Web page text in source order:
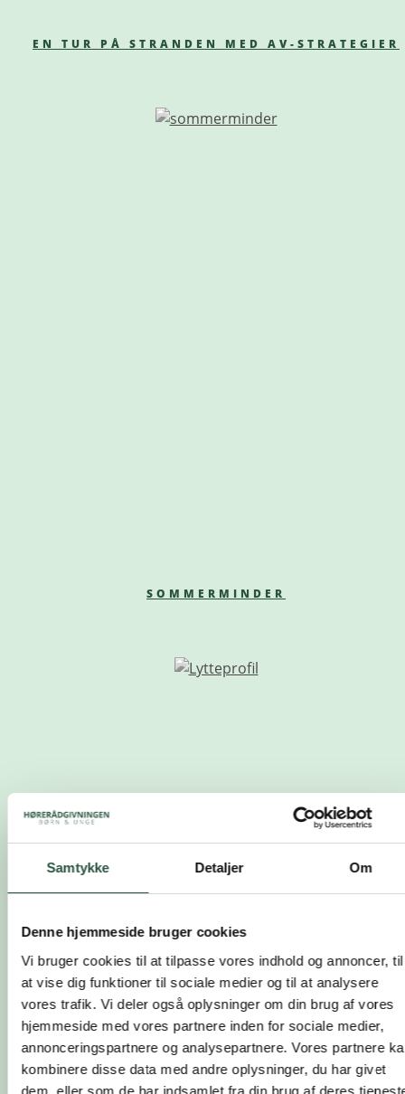
Samtykke Detaljer Om
Denne hjemmeside bruger cookies
Vi bruger cookies til at tilpasse vores indhold og annoncer, til
at vise dig funktioner til sociale medier og til at analysere
vores trafik. Vi deler også oplysninger om din brug af vores
hjemmeside med vores partnere inden for sociale medier,
annonceringspartnere og analysepartnere. Vores partnere
kombinere disse data med andre oplysninger, du har givet
dem, eller som de har indsamlet fra din brug af deres
EN TUR PÅ STRANDEN MED AV-STRATEGIER
SOMMERMINDER